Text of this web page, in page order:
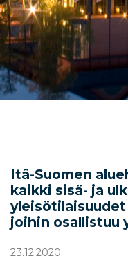
Itä-Suomen
kaikki sisä- ja
joihin osallistuu
23.12.2020